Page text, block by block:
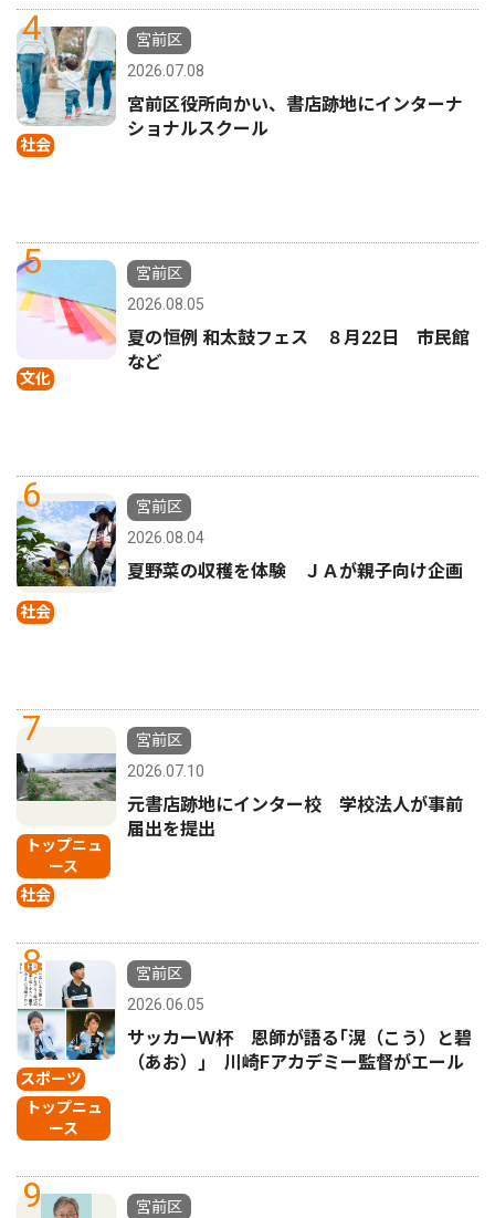
4
社会
宮前区
2026.07.08
宮前区役所向かい、書店跡地にインターナ
ショナルスクール
5
文化
宮前区
2026.08.05
夏の恒例 和太鼓フェス ８月22日 市民館
など
6
社会
宮前区
2026.08.04
夏野菜の収穫を体験 ＪＡが親子向け企画
7
トップニュ
ース
社会
宮前区
2026.07.10
元書店跡地にインター校 学校法人が事前
届出を提出
8
スポーツ
トップニュ
ース
宮前区
2026.06.05
サッカーＷ杯 恩師が語る｢滉（こう）と碧
（あお）｣ 川崎Fアカデミー監督がエール
9
宮前区